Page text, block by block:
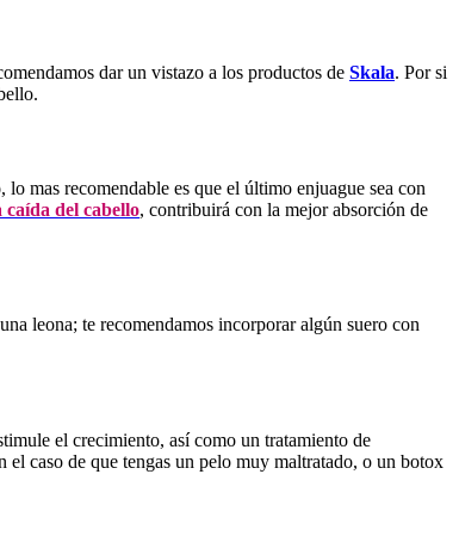
dar un vistazo a los productos de Skala. Por si
mas recomendable es que el último enjuague sea con
del cabello, contribuirá con la mejor absorción de
leona; te recomendamos incorporar algún suero con
el crecimiento, así como un tratamiento de
el caso de que tengas un pelo muy maltratado, o un botox